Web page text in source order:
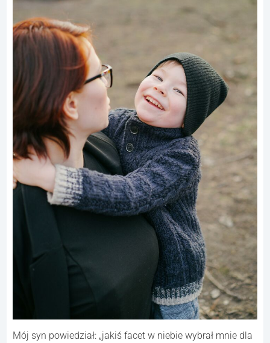
Mój syn powiedział: „jakiś facet w niebie wybrał mnie dla